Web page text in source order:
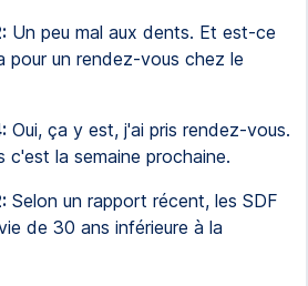
Un peu mal aux dents. Et est-ce
pour un rendez-vous chez le
Oui, ça y est, j'ai pris rendez-vous.
c'est la semaine prochaine.
Selon un rapport récent, les SDF
de 30 ans inférieure à la